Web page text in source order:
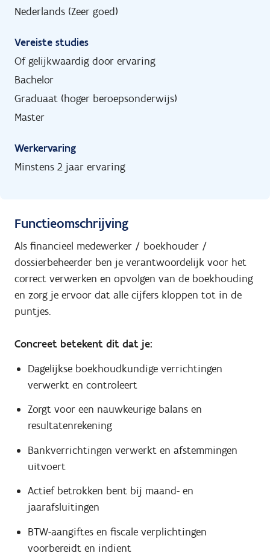
Nederlands (Zeer goed)
Vereiste studies
Of gelijkwaardig door ervaring
Bachelor
Graduaat (hoger beroepsonderwijs)
Master
Werkervaring
Minstens 2 jaar ervaring
Functieomschrijving
Als financieel medewerker / boekhouder /
dossierbeheerder ben je verantwoordelijk voor het
correct verwerken en opvolgen van de boekhouding
en zorg je ervoor dat alle cijfers kloppen tot in de
puntjes.
Concreet betekent dit dat je:
Dagelijkse boekhoudkundige verrichtingen
verwerkt en controleert
Zorgt voor een nauwkeurige balans en
resultatenrekening
Bankverrichtingen verwerkt en afstemmingen
uitvoert
Actief betrokken bent bij maand- en
jaarafsluitingen
BTW-aangiftes en fiscale verplichtingen
voorbereidt en indient